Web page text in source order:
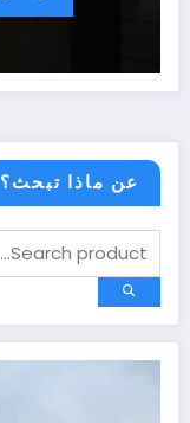
عن ماذا تبحث؟